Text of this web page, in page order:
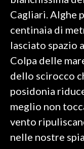
GOSSIP
SALUTE
SARDI NEL MONDO
NOTIZIE
EVENTI
Cagliari. Alghe
centinaia di
lasciato spazio
Colpa delle
dello scirocco
posidonia
meglio non
vento
nelle nostre